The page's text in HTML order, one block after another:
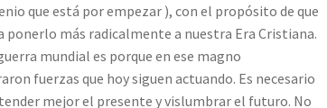
que está por empezar ), con el propósito de que
ponerlo más radicalmente a nuestra Era Cristiana.
mundial es porque en ese magno
fuerzas que hoy siguen actuando. Es necesario
mejor el presente y vislumbrar el futuro. No